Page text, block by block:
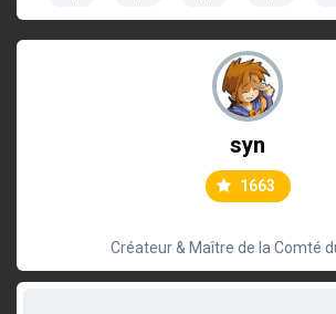
syn
1663
Créateur & Maître de la Comté